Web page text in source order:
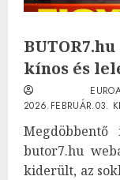
kínos és
2026.FEBRUÁR.03.
butor7.hu
kiderült, az